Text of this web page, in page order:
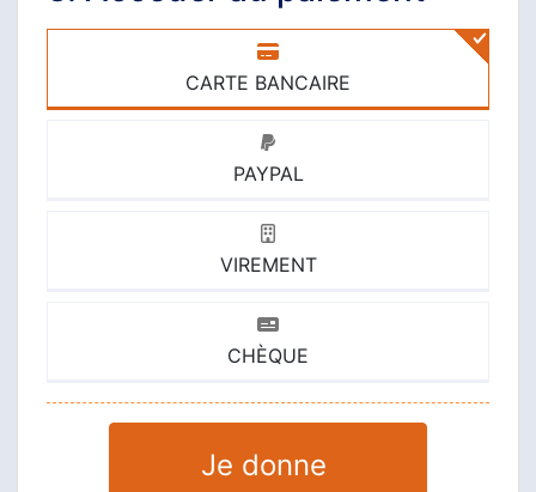
CARTE BANCAIRE
PAYPAL
VIREMENT
CHÈQUE
Je donne